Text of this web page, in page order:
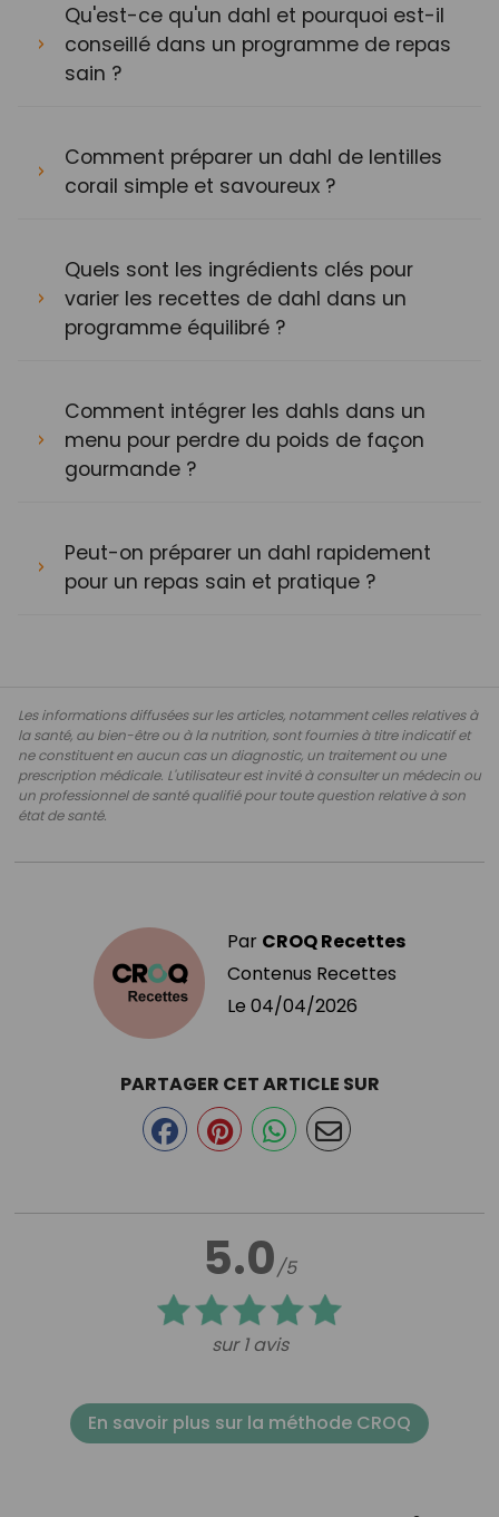
Qu'est-ce qu'un dahl et pourquoi est-il
conseillé dans un programme de repas
sain ?
Comment préparer un dahl de lentilles
corail simple et savoureux ?
Quels sont les ingrédients clés pour
varier les recettes de dahl dans un
programme équilibré ?
Comment intégrer les dahls dans un
menu pour perdre du poids de façon
gourmande ?
Peut-on préparer un dahl rapidement
pour un repas sain et pratique ?
Les informations diffusées sur les articles, notamment celles relatives à
la santé, au bien-être ou à la nutrition, sont fournies à titre indicatif et
ne constituent en aucun cas un diagnostic, un traitement ou une
prescription médicale. L'utilisateur est invité à consulter un médecin ou
un professionnel de santé qualifié pour toute question relative à son
état de santé.
Par CROQ Recettes
Contenus Recettes
Le 04/04/2026
5.0/5
sur 1 avis
PARTAGER CET ARTICLE SUR
En savoir plus sur la méthode CROQ